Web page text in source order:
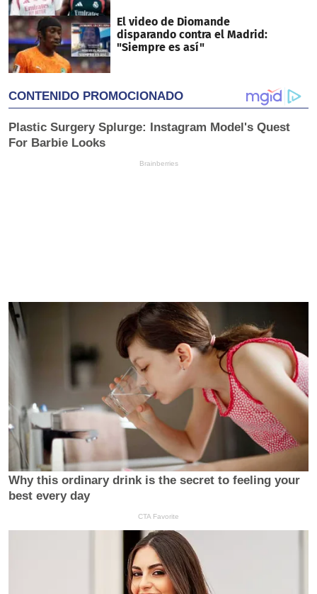
El video de Diomande
disparando contra el Madrid:
"Siempre es así"